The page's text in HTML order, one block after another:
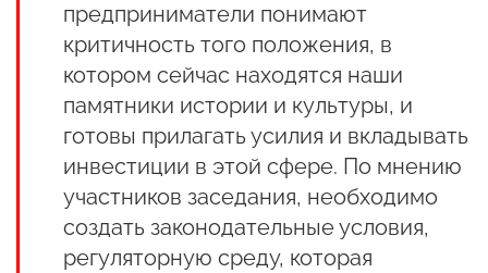
предприниматели понимают
критичность того положения, в
котором сейчас находятся наши
памятники истории и культуры, и
готовы прилагать усилия и вкладывать
инвестиции в этой сфере. По мнению
участников заседания, необходимо
создать законодательные условия,
регуляторную среду, которая